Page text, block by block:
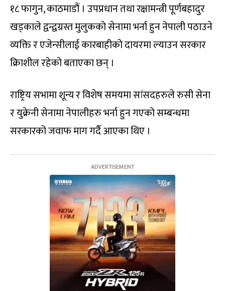
१८ फागुन, काठमाडौं । उपप्रधान तथा रक्षामन्त्री पूर्णबहादुर
खड्काले द्वन्द्वग्रस्त मुलुकको सेनामा भर्ना हुन नेपाली पठाउने
व्यक्ति र एजेन्सीलाई कारबाहीको दायरमा ल्याउन सरकार
क्रिाशील रहेको बताएका छन् ।
राष्ट्रिय सभामा शून्य र विशेष समयमा सांसदहरुले रुसी सेना
र युक्रेनी सेनामा नेपालीहरु भर्ना हुन गएको सम्बन्धमा
सरकारको जवाफ माग गर्दै आएका थिए ।